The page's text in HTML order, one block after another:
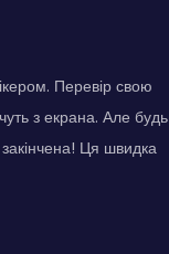
Перевір свою
з екрана. Але будь
Ця швидка